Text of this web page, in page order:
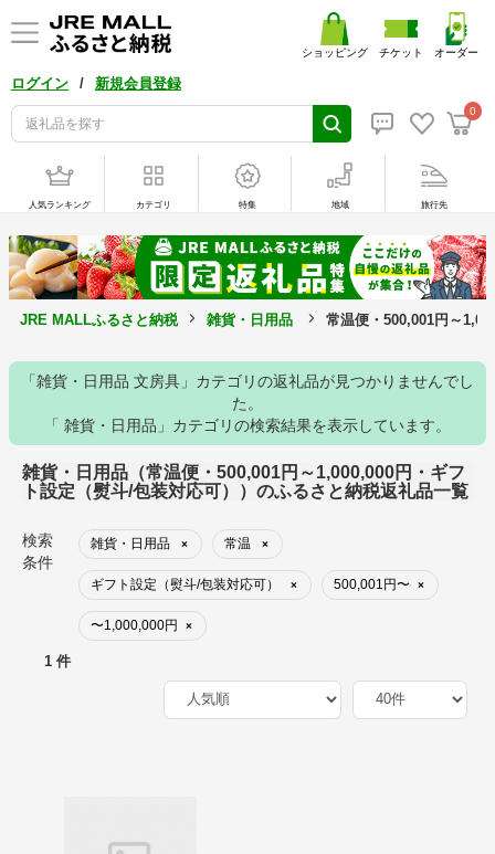
ログイン / 新規会員登録
0
ショッピング チケット オーダー
人気ランキング カテゴリ 特集 地域 旅行先
JRE MALLふるさと納税 雑貨・日用品 常温便・500,001円～
「雑貨・日用品 文房具」カテゴリの返礼品が見つかりませんでし
た。
「 雑貨・日用品」カテゴリの検索結果を表示しています。
雑貨・日用品（常温便・500,001円～1,000,000円・ギフ
ト設定（熨斗/包装対応可））のふるさと納税返礼品一覧
検索
条件
雑貨・日用品 × 常温 ×
ギフト設定（熨斗/包装対応可） × 500,001円〜 ×
〜1,000,000円 ×
1 件